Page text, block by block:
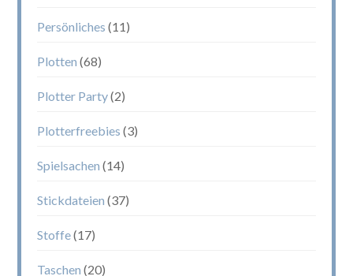
Persönliches (11)
Plotten (68)
Plotter Party(2)
Plotterfreebies (3)
Spielsachen (14)
Stickdateien (37)
Stoffe(17)
Taschen (20)